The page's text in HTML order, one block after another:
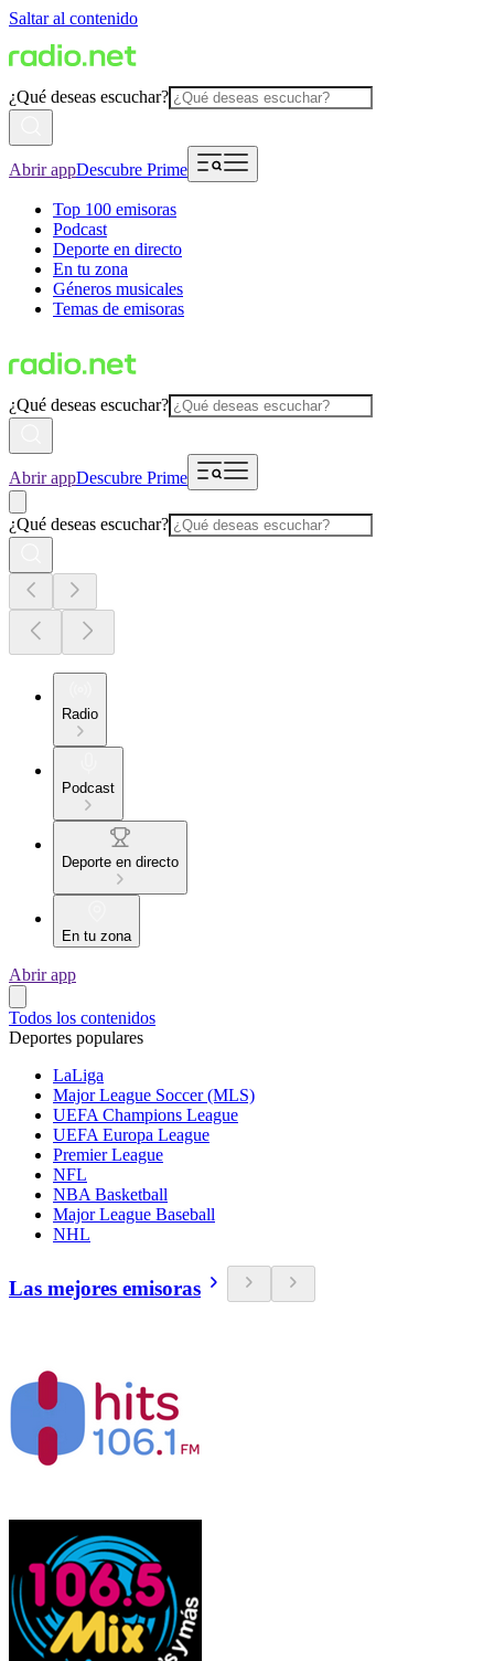
Saltar al contenido
¿Qué deseas escuchar?
Abrir appDescubre Prime
Top 100 emisoras
Podcast
Deporte en directo
En tu zona
Géneros musicales
Temas de emisoras
¿Qué deseas escuchar?
Abrir appDescubre Prime
¿Qué deseas escuchar?
Radio
Podcast
Deporte en directo
En tu zona
Abrir app
Todos los contenidos
Deportes populares
LaLiga
Major League Soccer (MLS)
UEFA Champions League
UEFA Europa League
Premier League
NFL
NBA Basketball
Major League Baseball
NHL
Las mejores emisoras